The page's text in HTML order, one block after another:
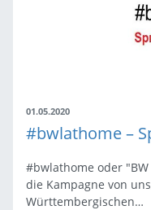
01.05.2020
#bwlathome –
#bwlathome oder
die Kampagne von
Württembergischen…